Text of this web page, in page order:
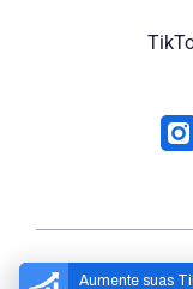
Aumente suas